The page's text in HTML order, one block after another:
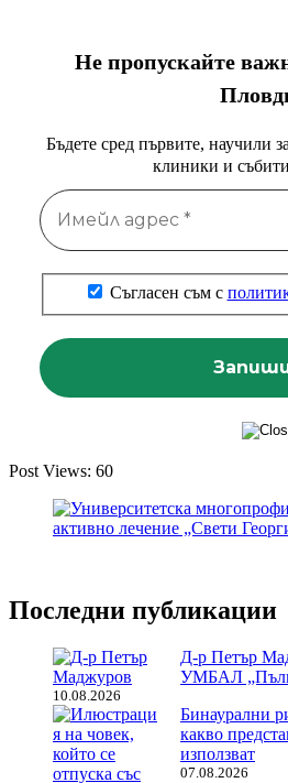
Не пропускайте
Бъдете сред първите, научили
клиники и
Съгласен съм с
Post Views: 60
Последни публикации
Д-р Петър
УМБАЛ
10.08.2026
Бинаурални
какво
използват
07.08.2026